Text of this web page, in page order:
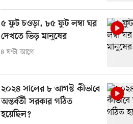
৫ ফুট চওড়া, ৮৫ ফুট লম্বা ঘর
দেখতে ভিড় মানুষের
৪ ঘণ্টা আগে
২০২৪ সালের ৮ আগস্ট কীভাবে
অন্তর্বর্তী সরকার গঠিত
হয়েছিল?